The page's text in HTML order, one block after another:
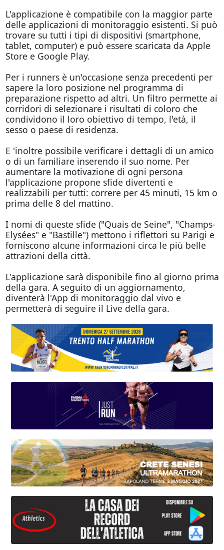
L'applicazione è compatibile con la maggior parte
delle applicazioni di monitoraggio esistenti. Si può
trovare su tutti i tipi di dispositivi (smartphone,
tablet, computer) e può essere scaricata da Apple
Store e Google Play.
Per i runners è un'occasione senza precedenti per
sapere la loro posizione nel programma di
preparazione rispetto ad altri. Un filtro permette ai
corridori di selezionare i risultati di coloro che
condividono il loro obiettivo di tempo, l'età, il
sesso o paese di residenza.
E 'inoltre possibile verificare i dettagli di un amico
o di un familiare inserendo il suo nome. Per
aumentare la motivazione di ogni persona
l'applicazione propone sfide divertenti e
realizzabili per tutti: correre per 45 minuti, 15 km o
prima delle 8 del mattino.
I nomi di queste sfide ("Quais de Seine", "Champs-
Elysées" e "Bastille") mettono i riflettori su Parigi e
forniscono alcune informazioni circa le più belle
attrazioni della città.
L'applicazione sarà disponibile fino al giorno prima
della gara. A seguito di un aggiornamento,
diventerà l'App di monitoraggio dal vivo e
permetterà di seguire il Live della gara.